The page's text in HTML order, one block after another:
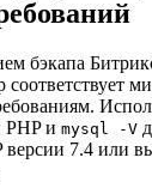
бэкапа
соответствует
PHP и mysql -V
версии 7.4 или